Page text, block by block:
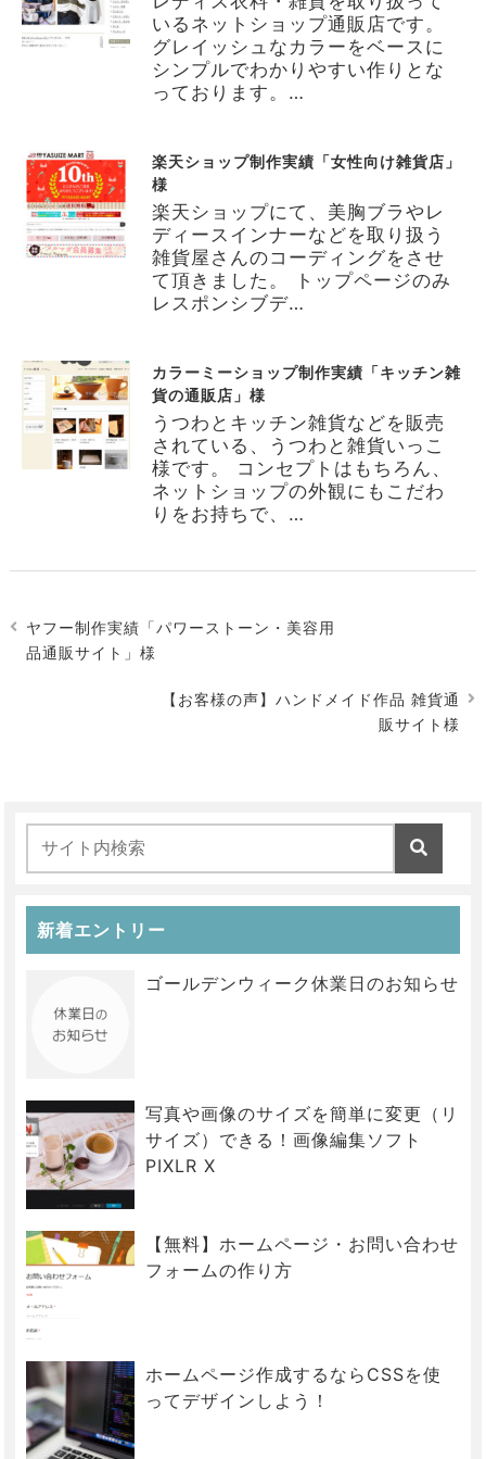
いるネットショップ通販店です。
グレイッシュなカラーをベースに
シンプルでわかりやすい作りとな
っております。…
楽天ショップ制作実績「女性向け雑貨店」
様
楽天ショップにて、美胸ブラやレ
ディースインナーなどを取り扱う
雑貨屋さんのコーディングをさせ
て頂きました。 トップページのみ
レスポンシブデ…
カラーミーショップ制作実績「キッチン雑
貨の通販店」様
うつわとキッチン雑貨などを販売
されている、うつわと雑貨いっこ
様です。 コンセプトはもちろん、
ネットショップの外観にもこだわ
りをお持ちで、…
ヤフー制作実績「パワーストーン・美容用
品通販サイト」様
【お客様の声】ハンドメイド作品 雑貨通
販サイト様
新着エントリー
ゴールデンウィーク休業日のお知らせ
写真や画像のサイズを簡単に変更（リ
サイズ）できる！画像編集ソフト
PIXLR X
【無料】ホームページ・お問い合わせ
フォームの作り方
ホームページ作成するならCSSを使
ってデザインしよう！